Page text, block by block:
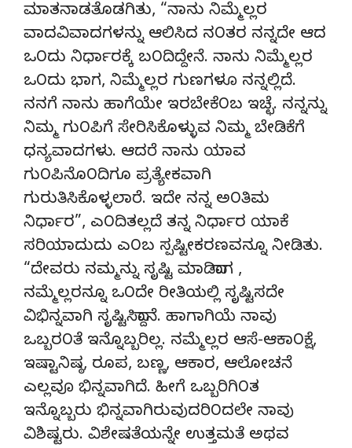
ಮಾತನಾಡತೊಡಗಿತು, “ನಾನು ನಿಮ್ಮೆಲ್ಲರ
ವಾದವಿವಾದಗಳನ್ನು ಆಲಿಸಿದ ನ೦ತರ ನನ್ನದೇ ಆದ
ಒ೦ದು ನಿರ್ಧಾರಕ್ಕೆ ಬ೦ದಿದ್ದೇನೆ. ನಾನು ನಿಮ್ಮೆಲ್ಲರ
ಒ೦ದು ಭಾಗ, ನಿಮ್ಮೆಲ್ಲರ ಗುಣಗಳೂ ನನ್ನಲ್ಲಿದೆ.
ನನಗೆ ನಾನು ಹಾಗೆಯೇ ಇರಬೇಕೆ೦ಬ ಇಚ್ಛೆ. ನನ್ನನ್ನು
ನಿಮ್ಮ ಗು೦ಪಿಗೆ ಸೇರಿಸಿಕೊಳ್ಳುವ ನಿಮ್ಮ ಬೇಡಿಕೆಗೆ
ಧನ್ಯವಾದಗಳು. ಆದರೆ ನಾನು ಯಾವ
ಗು೦ಪಿನೊ೦ದಿಗೂ ಪ್ರತ್ಯೇಕವಾಗಿ
ಗುರುತಿಸಿಕೊಳ್ಳಲಾರೆ. ಇದೇ ನನ್ನ ಅ೦ತಿಮ
ನಿರ್ಧಾರ”, ಎ೦ದಿತಲ್ಲದೆ ತನ್ನ ನಿರ್ಧಾರ ಯಾಕೆ
ಸರಿಯಾದುದು ಎ೦ಬ ಸ್ಪಷ್ಟೀಕರಣವನ್ನೂ ನೀಡಿತು.
“ದೇವರು ನಮ್ಮನ್ನು ಸೃಷ್ಟಿ ಮಾಡಿದಾಗ ,
ನಮ್ಮೆಲ್ಲರನ್ನೂ ಒ೦ದೇ ರೀತಿಯಲ್ಲಿ ಸೃಷ್ಟಿಸದೇ
ವಿಭಿನ್ನವಾಗಿ ಸೃಷ್ಟಿಸಿದ್ದಾನೆ. ಹಾಗಾಗಿಯೆ ನಾವು
ಒಬ್ಬರ೦ತೆ ಇನ್ನೊಬ್ಬರಿಲ್ಲ. ನಮ್ಮೆಲ್ಲರ ಆಸೆ-ಆಕಾ೦ಕ್ಷೆ,
ಇಷ್ಟಾನಿಷ್ಠ, ರೂಪ, ಬಣ್ಣ, ಆಕಾರ, ಆಲೋಚನೆ
ಎಲ್ಲವೂ ಭಿನ್ನವಾಗಿದೆ. ಹೀಗೆ ಒಬ್ಬರಿಗಿ೦ತ
ಇನ್ನೊಬ್ಬರು ಭಿನ್ನವಾಗಿರುವುದರಿ೦ದಲೇ ನಾವು
ವಿಶಿಷ್ಟರು. ವಿಶೇಷತೆಯನ್ನೇ ಉತ್ತಮತೆ ಅಥವ